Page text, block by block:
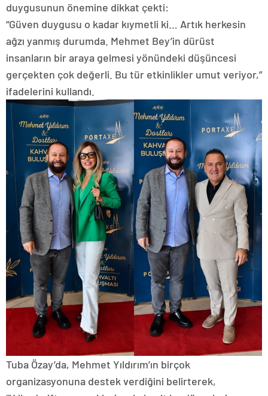
duygusunun önemine dikkat çekti:
“Güven duygusu o kadar kıymetli ki… Artık herkesin
ağzı yanmış durumda. Mehmet Bey’in dürüst
insanların bir araya gelmesi yönündeki düşüncesi
gerçekten çok değerli. Bu tür etkinlikler umut veriyor,”
ifadelerini kullandı.
Tuba Özay’da, Mehmet Yıldırım’ın birçok
organizasyonuna destek verdiğini belirterek,